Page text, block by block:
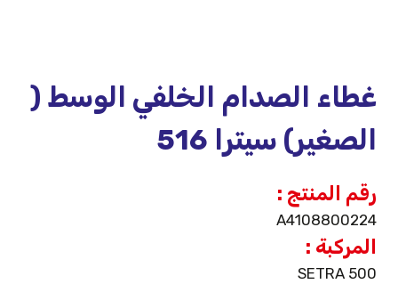
غطاء الصدام الخلفي الوسط (
الصغير) سيترا 516
رقم المنتج :
A4108800224
المركبة :
SETRA 500